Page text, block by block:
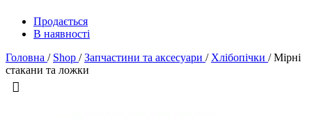
Продається
В наявності
Головна / Shop / Запчастини та аксесуари / Хлібопічки / Мірні
стакани та ложки